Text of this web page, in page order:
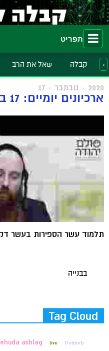
תפריט
קבלה שאל את הרב ›
2020 נובמבר 17
ארכיונים יומיים: 17 בנובמבר 2020
תלמוד עשר הספירות בעשר
בבנייה
Tag Cloud
Gottlieb
live
ashlag